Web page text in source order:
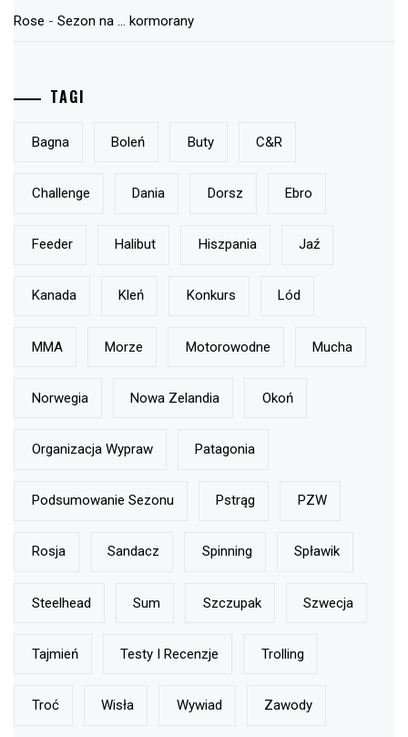
Rose - Sezon na … kormorany
TAGI
Bagna Boleń Buty C&r
Challenge Dania Dorsz Ebro
Feeder Halibut Hiszpania Jaź
Kanada Kleń Konkurs Lód
MMA Morze Motorowodne Mucha
Norwegia Nowa Zelandia Okoń
Organizacja Wypraw Patagonia
Podsumowanie Sezonu Pstrąg PZW
Rosja Sandacz Spinning Spławik
Steelhead Sum Szczupak Szwecja
Tajmień Testy I Recenzje Trolling
Troć Wisła Wywiad Zawody